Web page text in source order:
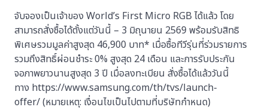
จับจองเป็นเจ้าของ World’s First Micro RGB ได้แล้ว โดย
สามารถสั่งซื้อได้ตั้งแต่วันนี้ – 3 มิถุนายน 2569 พร้อมรับสิทธิ
พิเศษรวมมูลค่าสูงสุด 46,900 บาท* เมื่อซื้อทีวีรุ่นที่ร่วมรายการ
รวมถึงสิทธิ์ผ่อนชำระ 0% สูงสุด 24 เดือน และการรับประกัน
จอภาพยาวนานสูงสุด 3 ปี เมื่อลงทะเบียน สั่งซื้อได้แล้ววันนี้
ทาง https://www.samsung.com/th/tvs/launch-
offer/ (หมายเหตุ: เงื่อนไขเป็นไปตามที่บริษัทกำหนด)